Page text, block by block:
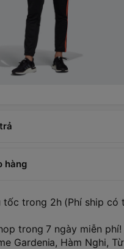
hàng
tốc trong 2h (Phí ship có
trong 7 ngày miễn phí!
Gardenia, Hàm Nghi,